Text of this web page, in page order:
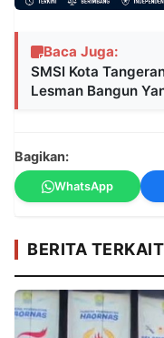
Baca Juga:
SMSI Kota
Lesman Bangun
Bagikan:
WhatsApp
BERITA TERKAIT